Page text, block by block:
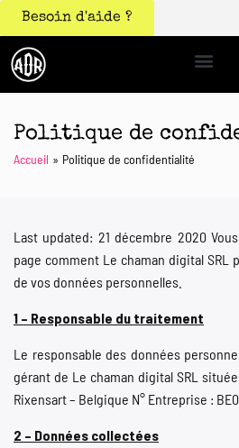
Besoin d'aide ?
Politique de
Accueil Politique de confidentialité
Last updated: 21 décembre 2020
page comment Le chaman digital SRL
de vos données personnelles.
1 – Responsable du traitement
Le responsable des données
gérant de Le chaman digital SRL située
Rixensart – Belgique N° Entreprise :
2 – Données collectées